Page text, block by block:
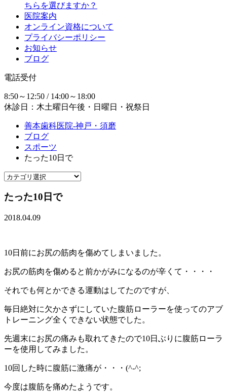
ちらを選びますか？
医院案内
オンライン資格について
プライバシーポリシー
お知らせ
ブログ
電話受付
8:50～12:50 / 14:00～18:00
休診日：木土曜日午後・日曜日・祝祭日
善本歯科医院-神戸・須磨
ブログ
スポーツ
たった10日で
たった10日で
2018.04.09
10日前にお尻の筋肉を傷めてしまいました。
お尻の筋肉を傷めると前かがみになるのが辛くて・・・・
それでも何とかできる運動はしてたのですが、
毎日絶対に欠かさずにしていた腹筋ローラーを使ってのアブ
トレーニング全くできない状態でした。
先週末にお尻の痛みも取れてきたので10日ぶりに腹筋ローラ
ーを使用してみました。
10回した時に腹筋に激痛が・・・(^-^;
今度は腹筋を痛めたようです。